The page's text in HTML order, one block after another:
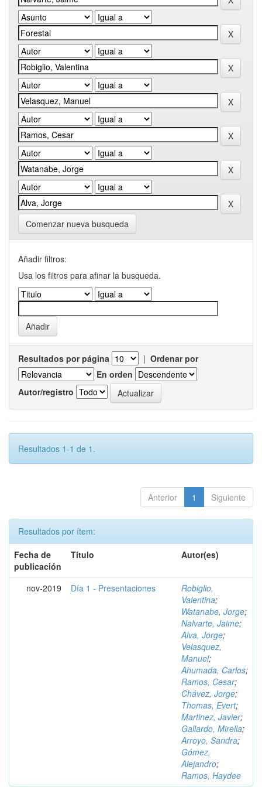
Comenzar nueva busqueda
Añadir filtros:
Usa los filtros para afinar la busqueda.
Resultados por página | Ordenar por
En orden
Autor/registro
Resultados 1-1 de 1.
Anterior 1 Siguiente
Resultados por ítem:
Fecha de
publicación
Título Autor(es)
nov-2019 Día 1 - Presentaciones
Robiglio,
Valentina;
Watanabe, Jorge;
Nalvarte, Jaime;
Alva, Jorge;
Velasquez,
Manuel;
Ahumada, Carlos;
Ramos, Cesar;
Chávez, Jorge;
Thomas, Evert;
Martinez, Javier;
Gallardo, Mirella;
Arroyo, Sandra;
Gómez,
Alejandro;
Ramos, Haydee